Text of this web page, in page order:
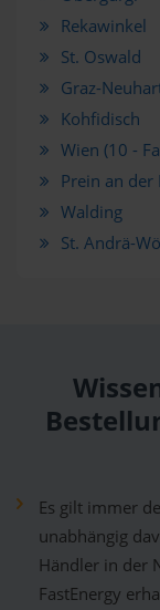
Rekawinkel
St. Oswald
Graz-
Kohfidisch
Wien (10 -
Prein an der
Walding
St. Andrä-
Es gilt immer
unabhängig
Händler in der
FastEnergy